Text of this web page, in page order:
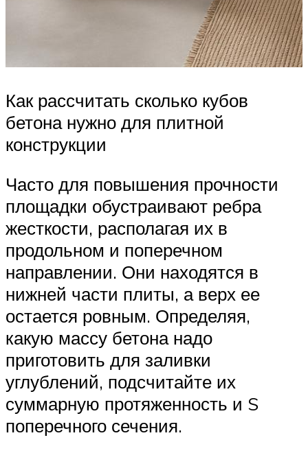
Как рассчитать сколько кубов
бетона нужно для плитной
конструкции
Часто для повышения прочности
площадки обустраивают ребра
жесткости, располагая их в
продольном и поперечном
направлении. Они находятся в
нижней части плиты, а верх ее
остается ровным. Определяя,
какую массу бетона надо
приготовить для заливки
углублений, подсчитайте их
суммарную протяженность и S
поперечного сечения.